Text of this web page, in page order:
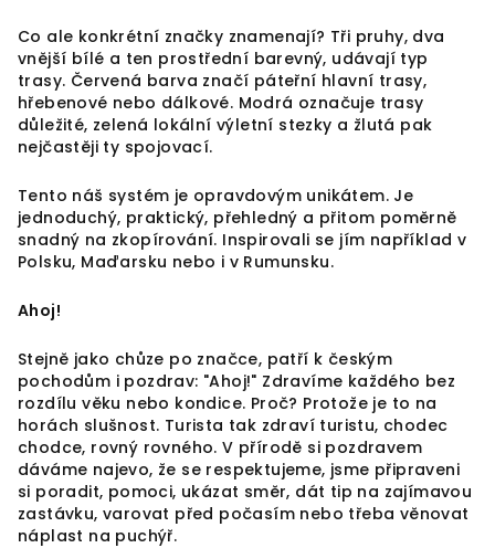
Co ale konkrétní značky znamenají? Tři pruhy, dva
vnější bílé a ten prostřední barevný, udávají typ
trasy. Červená barva značí páteřní hlavní trasy,
hřebenové nebo dálkové. Modrá označuje trasy
důležité, zelená lokální výletní stezky a žlutá pak
nejčastěji ty spojovací.
Tento náš systém je opravdovým unikátem. Je
jednoduchý, praktický, přehledný a přitom poměrně
snadný na zkopírování. Inspirovali se jím například v
Polsku, Maďarsku nebo i v Rumunsku.
Ahoj!
Stejně jako chůze po značce, patří k českým
pochodům i pozdrav: "Ahoj!" Zdravíme každého bez
rozdílu věku nebo kondice. Proč? Protože je to na
horách slušnost. Turista tak zdraví turistu, chodec
chodce, rovný rovného. V přírodě si pozdravem
dáváme najevo, že se respektujeme, jsme připraveni
si poradit, pomoci, ukázat směr, dát tip na zajímavou
zastávku, varovat před počasím nebo třeba věnovat
náplast na puchýř.